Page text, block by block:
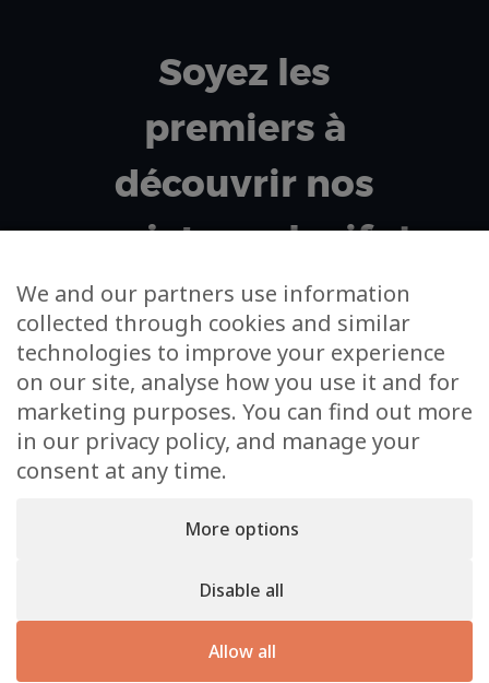
Soyez les
premiers à
découvrir nos
projets exclusifs !
Votre adresse email
J’accepte de m’inscrire à la newsletter et à
l’utilisation de mes données dans cet unique cadre
KS Real Estate © 2026. Un site
Inside Communication
We and our partners use information
collected through cookies and similar
technologies to improve your experience
on our site, analyse how you use it and for
marketing purposes. You can find out more
in our privacy policy, and manage your
consent at any time.
More options
Disable all
Allow all